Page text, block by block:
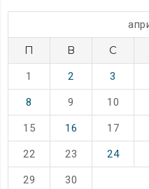
П В С
1 2 3
8 9 10
15 16 17
22 23 24
29
30